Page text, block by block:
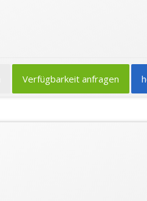
Verfügbarkeit anfragen